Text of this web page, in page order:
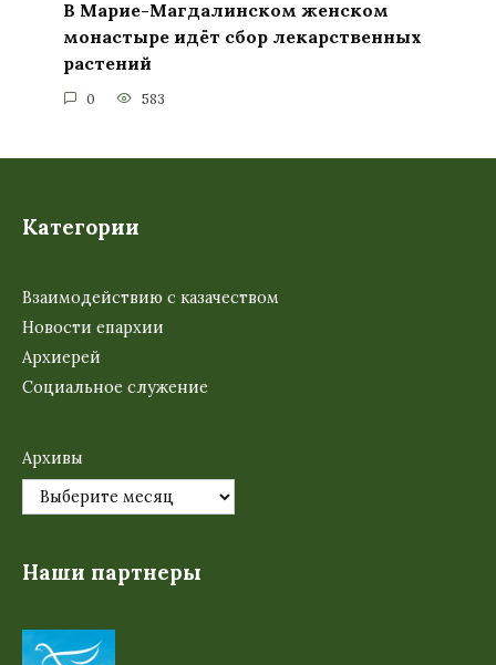
В Марие-Магдалинском женском
монастыре идёт сбор лекарственных
растений
0 583
Категории
Взаимодействию с казачеством
Новости епархии
Архиерей
Социальное служение
Архивы
Наши партнеры